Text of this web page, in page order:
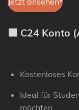
🟧 C24 Konto
Kostenloses
Ideal für
möchten